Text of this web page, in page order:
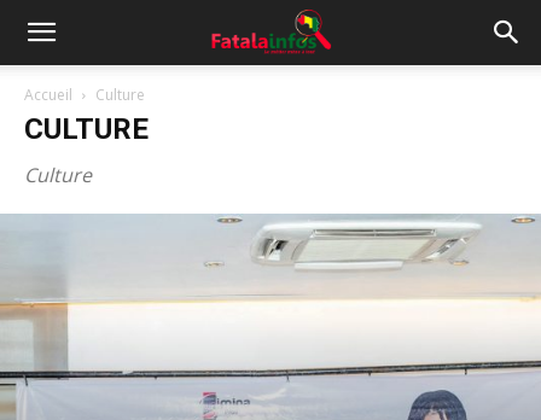
Accueil Culture
CULTURE
Culture